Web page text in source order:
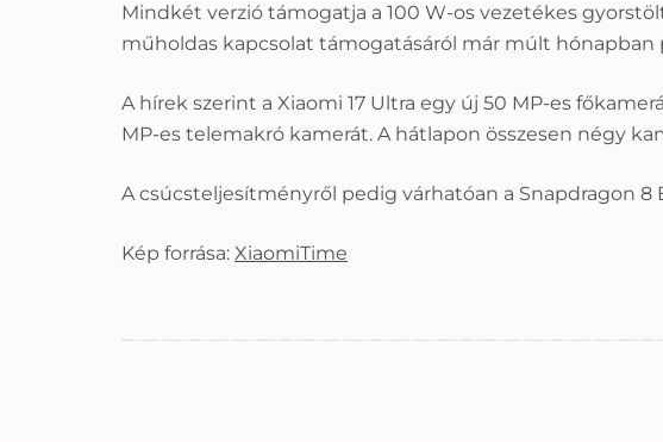
Mindkét verzió támogatja a 100 W-os vezetékes
műholdas kapcsolat támogatásáról már múlt
A hírek szerint a Xiaomi 17 Ultra egy új 50 MP-es
MP-es telemakró kamerát. A hátlapon összesen négy
A csúcsteljesítményről pedig várhatóan a Snapdragon 8
Kép forrása: XiaomiTime